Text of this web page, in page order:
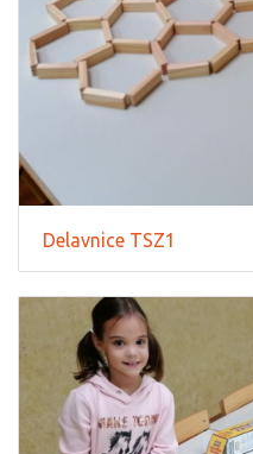
Delavnice TSZ1